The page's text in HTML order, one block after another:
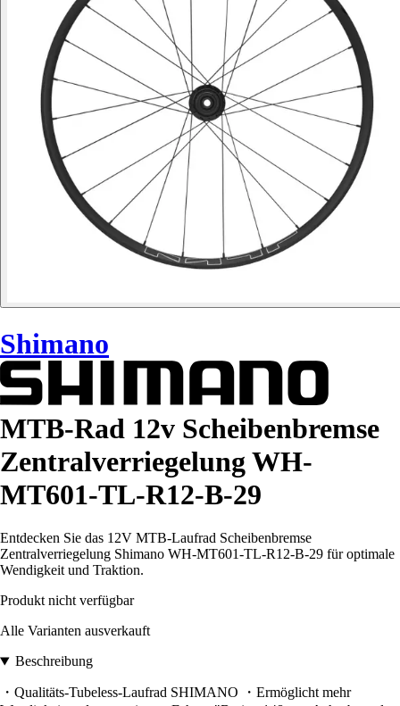
Shimano
MTB-Rad 12v Scheibenbremse
Zentralverriegelung WH-
MT601-TL-R12-B-29
Entdecken Sie das 12V MTB-Laufrad Scheibenbremse
Zentralverriegelung Shimano WH-MT601-TL-R12-B-29 für optimale
Wendigkeit und Traktion.
Produkt nicht verfügbar
Alle Varianten ausverkauft
Beschreibung
・Qualitäts-Tubeless-Laufrad SHIMANO ・Ermöglicht mehr